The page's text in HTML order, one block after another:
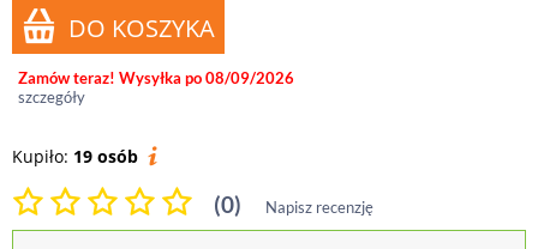
Zamów teraz! Wysyłka po 08/09/2026
szczegóły
Kupiło: 19 osób
(0) Napisz recenzję